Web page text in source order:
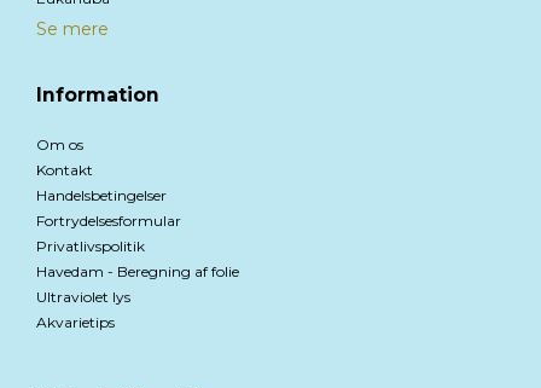
Se mere
Information
Om os
Kontakt
Handelsbetingelser
Fortrydelsesformular
Privatlivspolitik
Havedam - Beregning af folie
Ultraviolet lys
Akvarietips